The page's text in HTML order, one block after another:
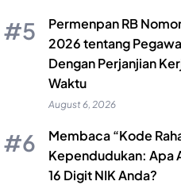
Permenpan RB
2026 tentang
Dengan Perjanjian
Waktu
August 6, 2026
Membaca “Kode
Kependudukan: Apa
16 Digit NIK Anda?